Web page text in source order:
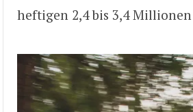
heftigen 2,4 bis 3,4